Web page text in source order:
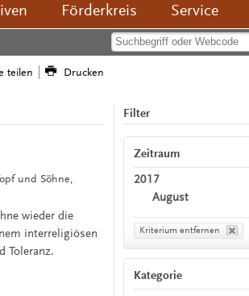
Förderkreis Service
teilen Drucken
und Söhne,
wieder die
interreligiösen
Toleranz.
Filter
Zeitraum
2017
August
Kriterium entfernen
Kategorie